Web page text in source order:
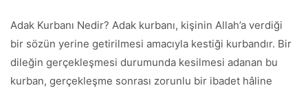
Adak Kurbanı Nedir? Adak kurbanı, kişinin Allah’a verdiği
bir sözün yerine getirilmesi amacıyla kestiği kurbandır. Bir
dileğin gerçekleşmesi durumunda kesilmesi adanan bu
kurban, gerçekleşme sonrası zorunlu bir ibadet hâline